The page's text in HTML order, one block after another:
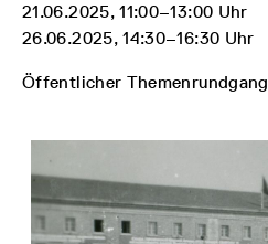
21.06.2025, 11:00‒13:00 Uhr
26.06.2025, 14:30‒16:30 Uhr
Öffentlicher Themenrundgang